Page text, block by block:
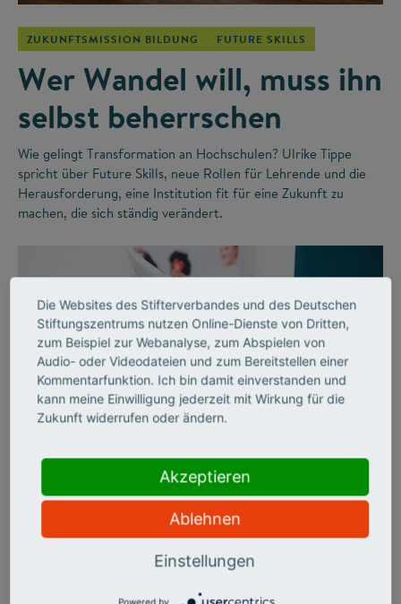
ZUKUNFTSMISSION BILDUNG FUTURE SKILLS
Wer Wandel will, muss ihn
selbst beherrschen
Wie gelingt Transformation an Hochschulen? Ulrike Tippe
spricht über Future Skills, neue Rollen für Lehrende und die
Herausforderung, eine Institution fit für eine Zukunft zu
machen, die sich ständig verändert.
AUSSERSCHULISCHES LERNEN
Freude am Lernen
Der Stifterverband schuf vor 40 Jahren mit Bildung &
Die Websites des Stifterverbandes und des Deutschen
Stiftungszentrums nutzen Online-Dienste von Dritten,
zum Beispiel zur Webanalyse, zum Abspielen von
Audio- oder Videodateien und zum Bereitstellen einer
Kommentarfunktion. Ich bin damit einverstanden und
kann meine Einwilligung jederzeit mit Wirkung für die
Zukunft widerrufen oder ändern.
Akzeptieren
Ablehnen
Einstellungen
Powered by